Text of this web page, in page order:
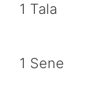
1 Tala
1 Sene